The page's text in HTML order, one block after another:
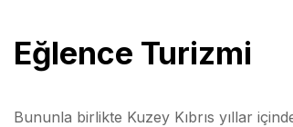
Eğlence Turizmi
Bununla birlikte Kuzey Kıbrıs yıllar